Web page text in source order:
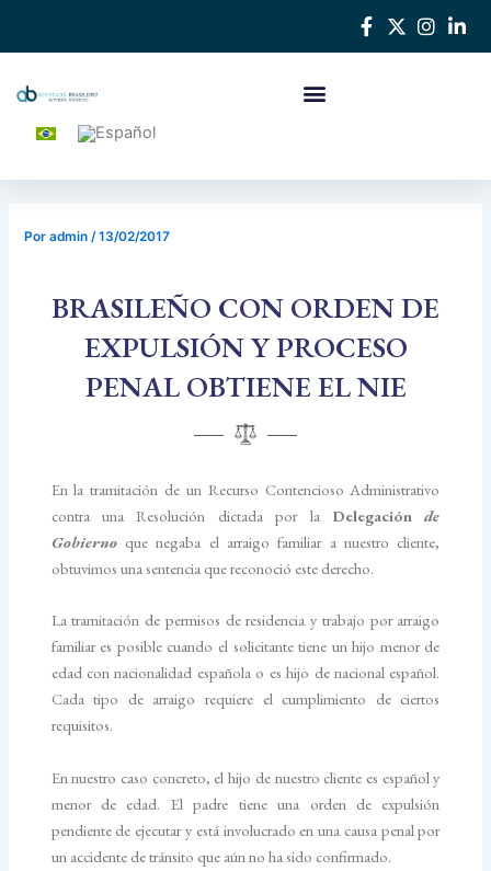
Poradmin /13/02/2017
BRASILEÑO CON ORDEN DE
EXPULSIÓN Y PROCESO
PENAL OBTIENE EL NIE
En la tramitación de un Recurso Contencioso Administrativo
contra una Resolución dictada por la Delegaciónde
Gobiernoque negaba el arraigo familiar a nuestro cliente,
obtuvimos una sentencia que reconoció este derecho.
La tramitación de permisos de residencia y trabajo por arraigo
familiar es posible cuando el solicitante tiene un hijo menor de
edad con nacionalidad española o es hijo de nacional español.
Cada tipo de arraigo requiere el cumplimiento de ciertos
requisitos.
En nuestro caso concreto, el hijo de nuestro cliente es español y
menor de edad. El padre tiene una orden de expulsión
pendiente de ejecutar y está involucrado en una causa penal por
un accidente de tránsito que aún no ha sido confirmado.